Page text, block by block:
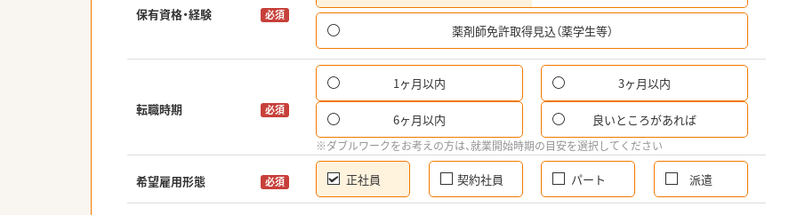
保有資格・経験 必須
薬剤師免許取得見込（薬学生等）
転職時期 必須
1ヶ月以内 3ヶ月以内
6ヶ月以内 良いところがあれば
※ダブルワークをお考えの方は、就業開始時期の目安を選択してください
希望雇用形態 必須 正社員 契約社員 パート 派遣